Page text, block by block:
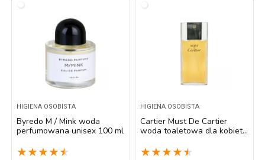
HIGIENA OSOBISTA
Byredo M / Mink woda
perfumowana unisex 100 ml
★ ★ ★ ★ ★
HIGIENA OSOBISTA
Cartier Must De Cartier
woda toaletowa dla kobiet
★ ★ ★ ★ ★